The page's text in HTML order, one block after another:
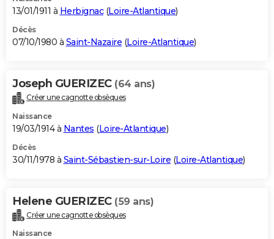
13/01/1911 à Herbignac(Loire-Atlantique)
Décès
07/10/1980 à Saint-Nazaire (Loire-Atlantique)
Joseph GUERIZEC (64 ans)
Créer une cagnotte obsèques
Naissance
19/03/1914 à Nantes (Loire-Atlantique)
Décès
30/11/1978 à Saint-Sébastien-sur-Loire (Loire-Atlantique)
Helene GUERIZEC (59 ans)
Créer une cagnotte obsèques
Naissance